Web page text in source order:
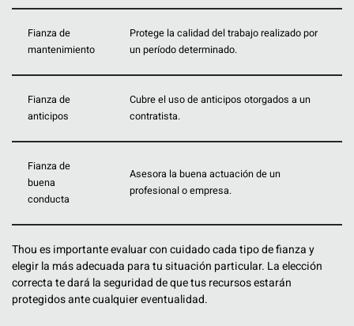
Fianza de
mantenimiento
Protege la calidad del trabajo realizado por
un período determinado.
Fianza de
anticipos
Cubre el uso de anticipos otorgados a un
contratista.
Fianza de
buena
conducta
Asesora la buena actuación de un
profesional o empresa.
Thou es importante evaluar con cuidado cada tipo de fianza y
elegir la más adecuada para tu situación particular. La elección
correcta te dará la seguridad de que tus recursos estarán
protegidos ante cualquier eventualidad.